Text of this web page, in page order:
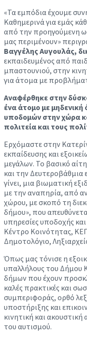
«Τα εμπόδια έχουμε
Καθημερινά για εμάς
από την προηγούμενη
μας περιμένουν»
Βαγγέλης Αυγουλάς,
εκπαιδευμένος από
μπαστουνιού, στην
για άτομα με
Αναφέρθηκε στην
ένα άτομο με
υποδομών στην χώρα
πολιτεία και τους
Ερχόμαστε στην
εκπαίδευσης και
μεγάλων. Το βασικό
και την Δευτεροβάθμια
γίνει, μια βιωματική
με την αναπηρία, από
χώρου, με σκοπό τη
δήμου», που
υπηρεσίες υποδοχής
Κέντρο Κοινότητας,
Δημοτολόγιο,
Όπως μας τόνισε η
υπαλλήλους του Δήμου
δήμων που έχουν
καλές πρακτικές και
συμπεριφοράς, ορθό
υποστήριξης και
κινητική και
του αυτισμού.